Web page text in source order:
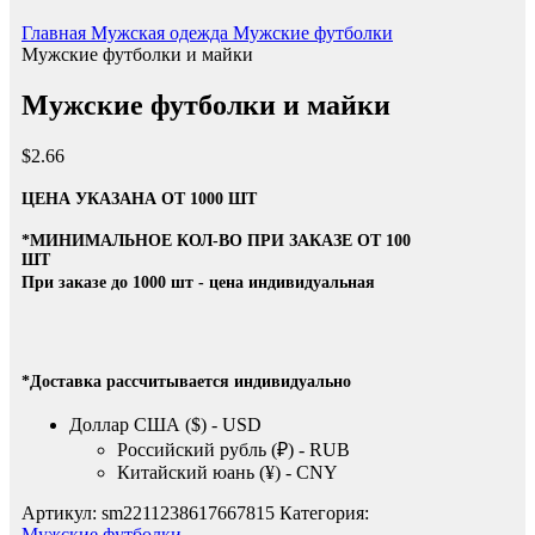
Главная Мужская одежда Мужские футболки
Мужские футболки и майки
Мужские футболки и майки
$2.66
ЦЕНА УКАЗАНА ОТ 1000 ШТ
*МИНИМАЛЬНОЕ КОЛ-ВО ПРИ ЗАКАЗЕ ОТ 100
ШТ
При заказе до 1000 шт - цена индивидуальная
*Доставка рассчитывается индивидуально
Доллар США ($) - USD
Российский рубль (₽) - RUB
Китайский юань (¥) - CNY
Артикул: sm2211238617667815 Категория: